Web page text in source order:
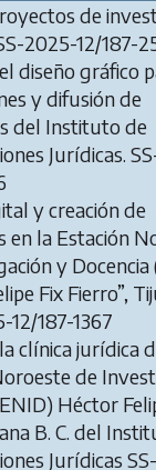
de
2025-12/187-
diseño gráfico
y difusión de
del Instituto de
Jurídicas.
y creación de
en la Estación
y Docencia
Fix Fierro”,
12/187-1367
clínica jurídica
de
Héctor
B. C. del
Jurídicas